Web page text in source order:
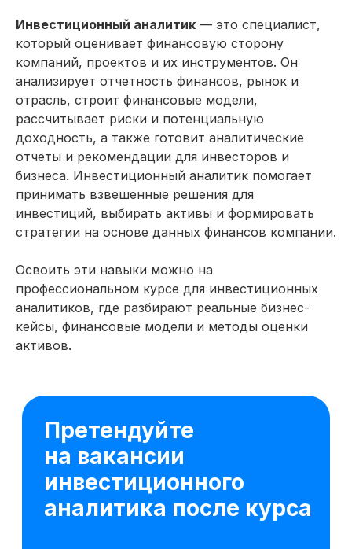
Инвестиционный аналитик — это специалист,
который оценивает финансовую сторону
компаний, проектов и их инструментов. Он
анализирует отчетность финансов, рынок и
отрасль, строит финансовые модели,
рассчитывает риски и потенциальную
доходность, а также готовит аналитические
отчеты и рекомендации для инвесторов и
бизнеса. Инвестиционный аналитик помогает
принимать взвешенные решения для
инвестиций, выбирать активы и формировать
стратегии на основе данных финансов компании.
Освоить эти навыки можно на
профессиональном курсе для инвестиционных
аналитиков, где разбирают реальные бизнес-
кейсы, финансовые модели и методы оценки
активов.
Претендуйте
на вакансии
инвестиционного
аналитика после курса
После курса перед вами
откроются реальные
карьерные возможности —
сотни работодателей в этой
сфере ждут ваших откликов
Ведущий специалист
от 350 000 ₽
Инвестиционный аналитик
от 250 000₽
Москва
Аналитик проекта